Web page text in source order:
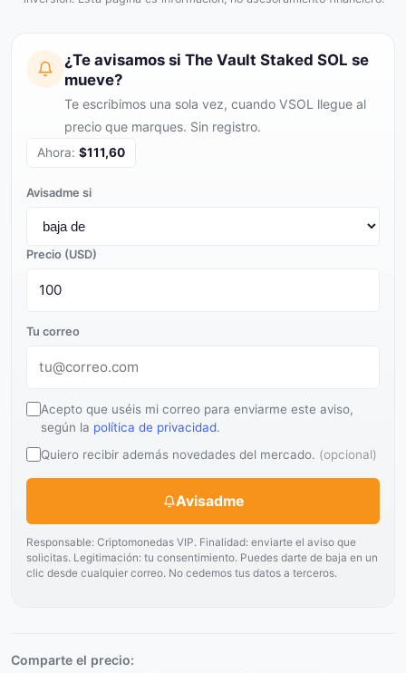
¿Te avisamos si The Vault Staked SOL se
mueve?
Te escribimos una sola vez, cuando VSOL llegue al
precio que marques. Sin registro.
Ahora: $111,60
Avisadme si
Precio (USD)
Tu correo
Acepto que uséis mi correo para enviarme este aviso,
según la política de privacidad.
Quiero recibir además novedades del mercado. (opcional)
Avisadme
Responsable: Criptomonedas VIP. Finalidad: enviarte el aviso que
solicitas. Legitimación: tu consentimiento. Puedes darte de baja en un
clic desde cualquier correo. No cedemos tus datos a terceros.
Comparte el precio: